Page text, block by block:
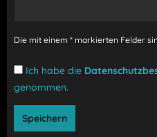
Die mit einem * markierten Felder
Ich habe die
genommen.
Speichern